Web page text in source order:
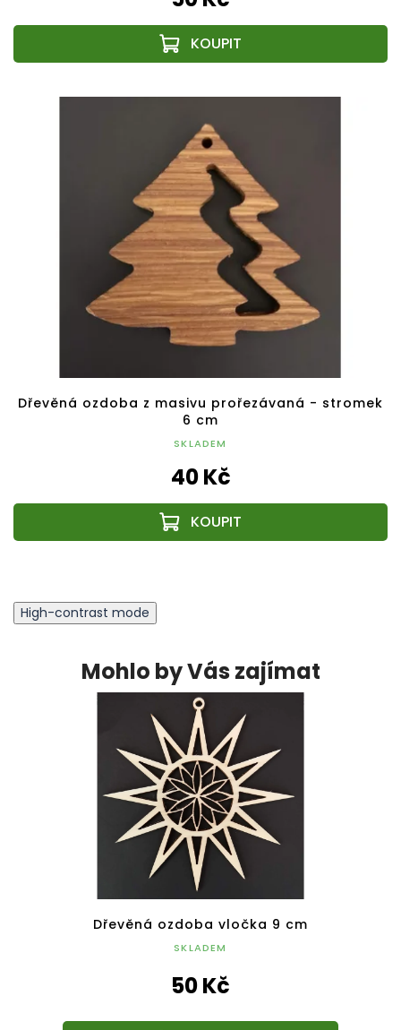
Dřevěná ozdoba z masivu prořezávaná - stromek
6 cm
SKLADEM
40 Kč
High-contrast mode
Mohlo by Vás zajímat
Dřevěná ozdoba vločka 9 cm
SKLADEM
50 Kč